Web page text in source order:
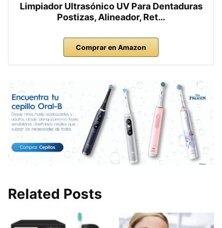
Limpiador Ultrasónico UV Para Dentaduras
Postizas, Alineador, Ret…
Comprar en Amazon
Related Posts